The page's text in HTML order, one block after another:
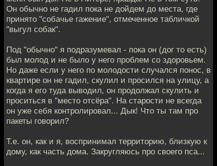
Он обычно не гадил пока не дойдем до места, где
принято "собачье гажение", отмеченное табличкой
"выгул собак".
Под "обычно" я подразумевал - пока он (дог то есть)
был молод и не было у него проблем со здоровьем.
Но даже если у него по молодости случался понос, в
квартире он не гадил, скулил и просился на улицу, а
когда я его туда выводил, он продолжал скулить и
проситься в "место отсёра". На старости не всегда
он уже себя контролировал... Дык! Что ты там про
пакеты говорил?
Т.е. он, как и я, воспринимал территорию, близкую к
дому, как часть дома. Закругляюсь про своего пса...